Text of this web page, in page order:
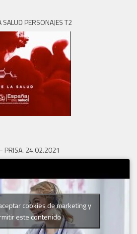
SALUD PERSONAJES T2
PRISA. 24.02.2021
cookies de marketing y
este contenido